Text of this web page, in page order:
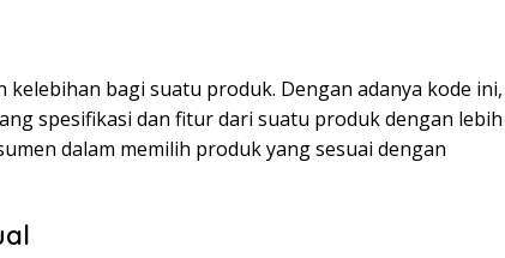
kelebihan bagi suatu produk. Dengan adanya kode ini,
spesifikasi dan fitur dari suatu produk dengan lebih
dalam memilih produk yang sesuai dengan